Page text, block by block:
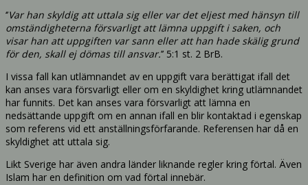
‘’​​Var han skyldig att uttala sig eller var det eljest med hänsyn till
omständigheterna försvarligt att lämna uppgift i saken, och
visar han att uppgiften var sann eller att han hade skälig grund
för den, skall ej dömas till ansvar.’’ 5:1 st. 2 BrB.
I vissa fall kan utlämnandet av en uppgift vara berättigat ifall det
kan anses vara försvarligt eller om en skyldighet kring utlämnandet
har funnits. Det kan anses vara försvarligt att lämna en
nedsättande uppgift om en annan ifall en blir kontaktad i egenskap
som referens vid ett anställningsförfarande. Referensen har då en
skyldighet att uttala sig.
Likt Sverige har även andra länder liknande regler kring förtal. Även
Islam har en definition om vad förtal innebär.